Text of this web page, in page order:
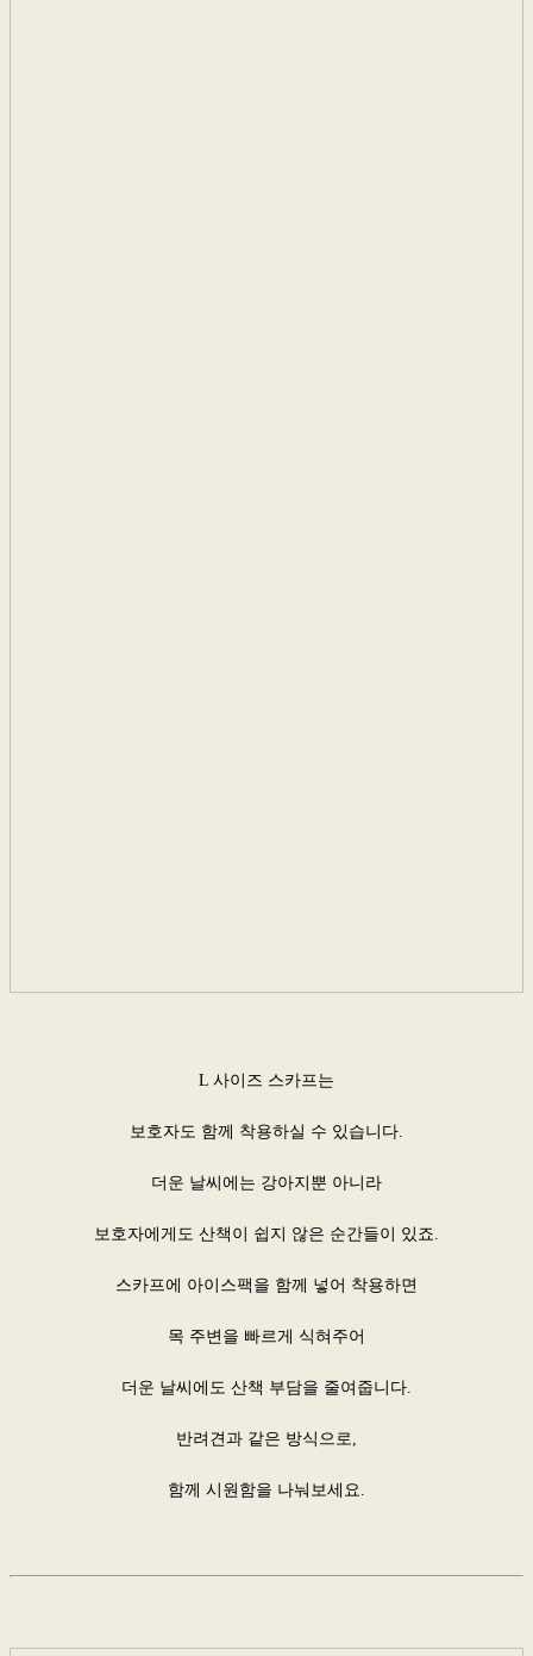
L 사이즈 스카프는
보호자도 함께 착용하실 수 있습니다.
더운 날씨에는 강아지뿐 아니라
보호자에게도 산책이 쉽지 않은 순간들이 있죠.
스카프에 아이스팩을 함께 넣어 착용하면
목 주변을 빠르게 식혀주어
더운 날씨에도 산책 부담을 줄여줍니다.
반려견과 같은 방식으로,
함께 시원함을 나눠보세요.